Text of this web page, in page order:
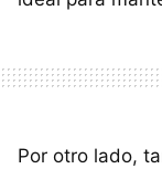
Por otro lado,